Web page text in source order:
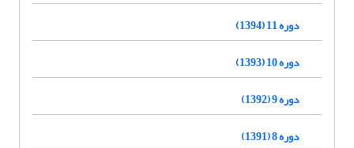
دوره 11 (1394)
دوره 10 (1393)
دوره 9 (1392)
دوره 8 (1391)